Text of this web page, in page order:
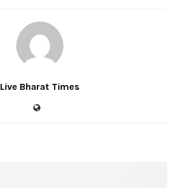
Live Bharat Times